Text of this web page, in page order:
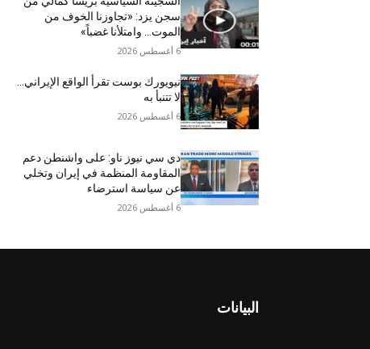
سجن يزد: «تجاوزنا الخوف من
الموت… وامتلأنا غضباً»
6 أغسطس 2026
نيويورك بوست تقرأ الواقع الإيراني…
لا تتنبأ به
6 أغسطس 2026
دي سي نيوز ناو: على واشنطن دعم
المقاومة المنظمة في إيران وتخلي
عن سياسة استرضاء
6 أغسطس 2026
البيانات